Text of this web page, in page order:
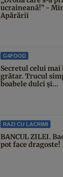
ucraineană!” -
Apărării
G4FOOD
Secretul celui
grătar. Trucul
boabele dulci și...
RAZI CU LACRIMI
BANCUL ZILEI.
pot face dragoste!